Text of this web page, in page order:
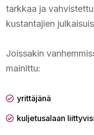
tarkkaa ja
kustantajien
Joissakin
mainittu:
yrittäjänä
kuljetusalaan